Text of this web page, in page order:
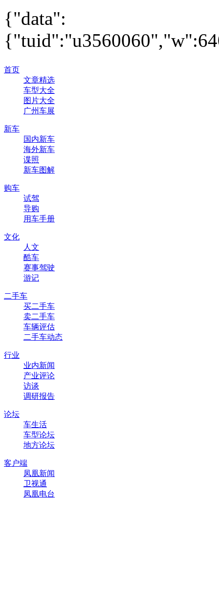
{"data":
首页
文章精选
车型大全
图片大全
广州车展
新车
国内新车
海外新车
谍照
新车图解
购车
试驾
导购
用车手册
文化
人文
酷车
赛事驾驶
游记
二手车
买二手车
卖二手车
车辆评估
二手车动态
行业
业内新闻
产业评论
访谈
调研报告
论坛
车生活
车型论坛
地方论坛
客户端
凤凰新闻
卫视通
凤凰电台